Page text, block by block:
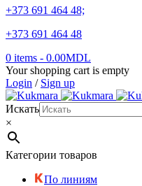
+373 691 464 48;
+373 691 464 48
0 items - 0.00MDL
Your shopping cart is empty
Login / Sign up
Искать
×
Категории товаров
По линиям